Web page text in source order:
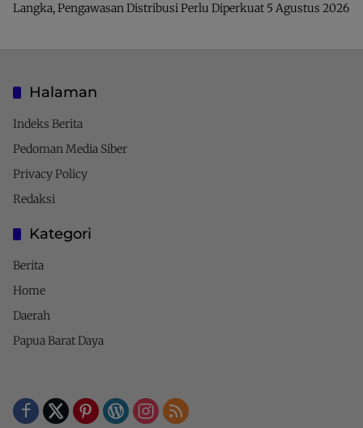
Langka, Pengawasan Distribusi Perlu Diperkuat 5 Agustus 2026
Halaman
Indeks Berita
Pedoman Media Siber
Privacy Policy
Redaksi
Kategori
Berita
Home
Daerah
Papua Barat Daya